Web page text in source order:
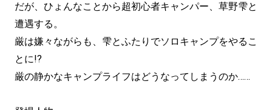
だが、ひょんなことから超初心者キャンパー、草野雫と
遭遇する。
厳は嫌々ながらも、雫とふたりでソロキャンプをやるこ
とに!?
厳の静かなキャンプライフはどうなってしまうのか……